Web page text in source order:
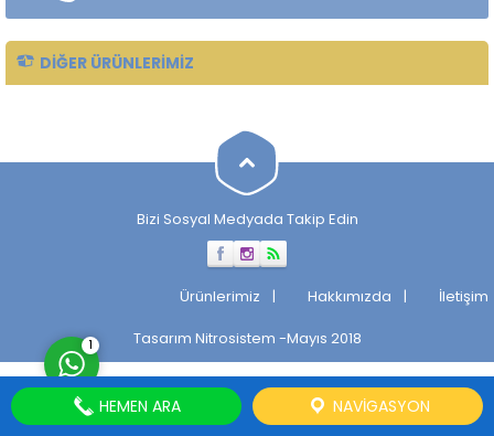
DIĞER ÜRÜNLERIMIZ
Bizi Sosyal Medyada Takip Edin
Ürünlerimiz Hakkımızda
İletişim
Tasarım Nitrosistem -Mayıs 2018
Cevap Yaz
1
HEMEN ARA NAVIGASYON